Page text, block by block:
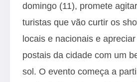
domingo (11), promete
turistas que vão curtir os
locais e nacionais e
postais da cidade com um
sol. O evento começa a